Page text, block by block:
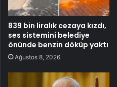
839 bin liralık cezaya kızdı,
ses sistemini belediye
önünde benzin döküp yaktı
Ağustos 8, 2026